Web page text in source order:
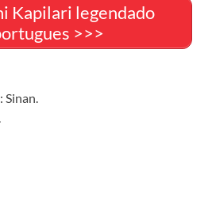
Kapilari legendado
>>>
Sinan.